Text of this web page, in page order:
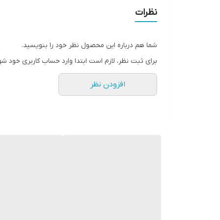
💥خروجی سوپرفست روی تمامی مدل ها
💥محافظ قوی سر کابل
💥تایپ سی به تایپ سی
نظرات
شما هم درباره این محصول نظر خود را بنویسید.
برای ثبت نظر، لازم است ابتدا وارد حساب کاربری خود
افزودن نظر